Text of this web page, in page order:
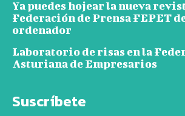
Ya puedes hojear la nueva
Federación de Prensa FEPET
ordenador
Laboratorio de risas en la
Asturiana de Empresarios
Suscríbete